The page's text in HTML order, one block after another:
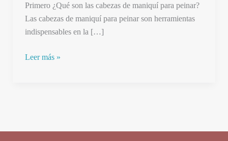
Primero ¿Qué son las cabezas de maniquí para peinar?
Las cabezas de maniquí para peinar son herramientas
indispensables en la […]
Mi
Leer más »